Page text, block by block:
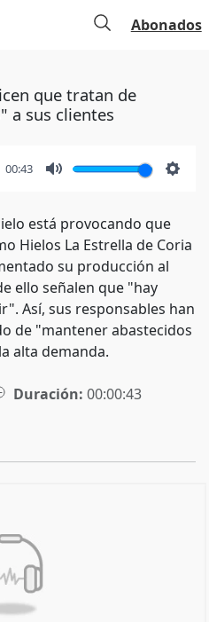
Abonados
que tratan de
a sus clientes
00:43
está provocando que
Hielos La Estrella de Coria
su producción al
ello señalen que "hay
Así, sus responsables han
de "mantener abastecidos
alta demanda.
Duración: 00:00:43